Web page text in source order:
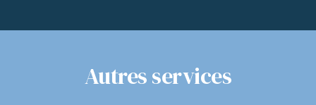
Autres services